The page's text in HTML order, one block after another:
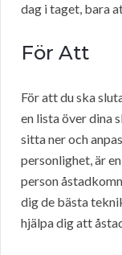
dag i taget, bara
För Att
För att du ska
en lista över dina
sitta ner och
personlighet, är
person
dig de bästa
hjälpa dig att